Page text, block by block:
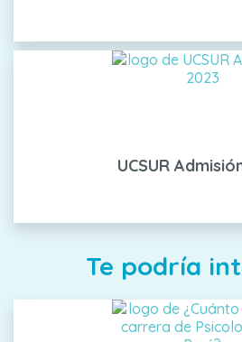
UCSUR
Te podría